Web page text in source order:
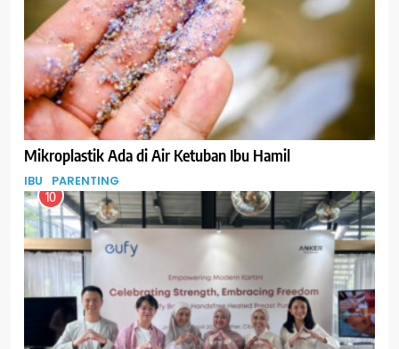
Mikroplastik Ada di Air Ketuban Ibu Hamil
IBU PARENTING
10